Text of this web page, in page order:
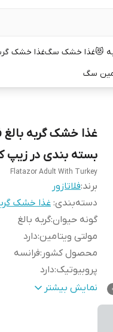
😻غذا خشک سگغذا خشک
سگ
بسته بندی در
Flatazor Adult With Turkey
برند:فلاتازور
دسته‌بندی: غذا خشک
گونه حیوان:گربه بالغ
مولتی ویتامین:دارد
محصول کشور :فرانسه
پروبیوتیک:دارد
چربی:
16%
نمایش بیشتر